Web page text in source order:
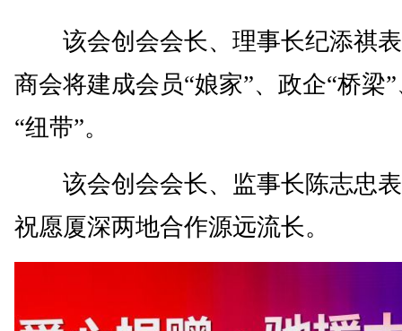
该会创会会长、理事长纪添祺
商会将建成会员“娘家”、政企“桥梁
“纽带”。
该会创会会长、监事长陈志忠
祝愿厦深两地合作源远流长。